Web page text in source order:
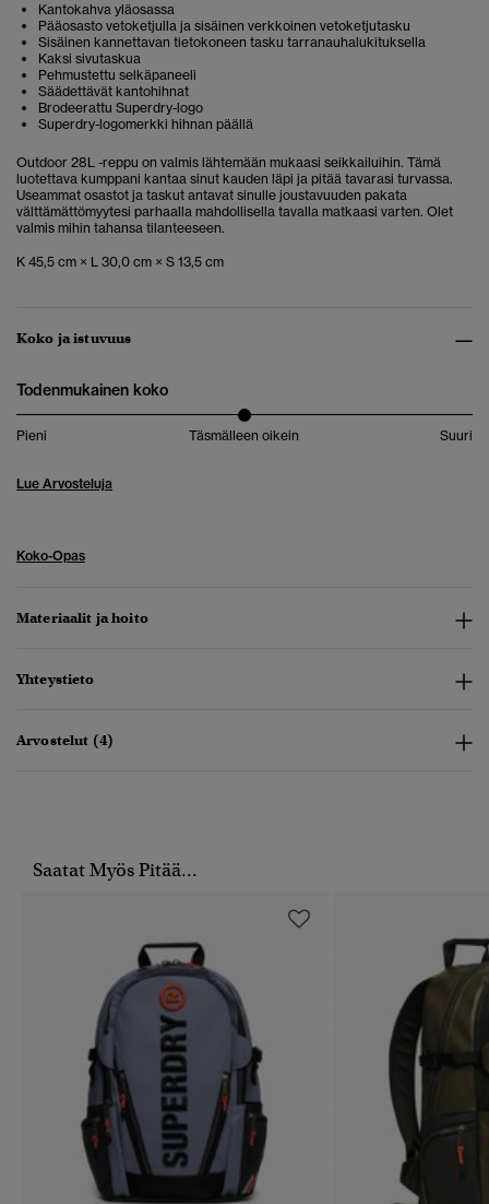
Kantokahva yläosassa
Pääosasto vetoketjulla ja sisäinen verkkoinen vetoketjutasku
Sisäinen kannettavan tietokoneen tasku tarranauhalukituksella
Kaksi sivutaskua
Pehmustettu selkäpaneeli
Säädettävät kantohihnat
Brodeerattu Superdry-logo
Superdry-logomerkki hihnan päällä
Outdoor 28L -reppu on valmis lähtemään mukaasi seikkailuihin. Tämä
luotettava kumppani kantaa sinut kauden läpi ja pitää tavarasi turvassa.
Useammat osastot ja taskut antavat sinulle joustavuuden pakata
välttämättömyytesi parhaalla mahdollisella tavalla matkaasi varten. Olet
valmis mihin tahansa tilanteeseen.
K 45,5 cm × L 30,0 cm × S 13,5 cm
Koko ja istuvuus
Todenmukainen koko
Pieni Täsmälleen oikein Suuri
Lue Arvosteluja
Koko-Opas
Materiaalit ja hoito
Yhteystieto
Arvostelut (4)
Saatat Myös Pitää...